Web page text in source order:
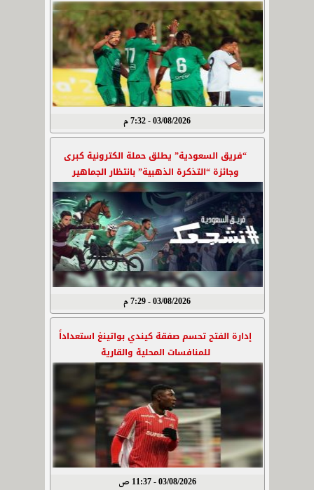
03/08/2026 - 7:32 م
“فريق السعودية” يطلق حملة الكترونية كبرى
وجائزة “التذكرة الذهبية” بانتظار الجماهير
03/08/2026 - 7:29 م
إدارة الفتح تحسم صفقة كيندي بواتينغ استعداداً
للمنافسات المحلية والقارية
03/08/2026 - 11:37 ص